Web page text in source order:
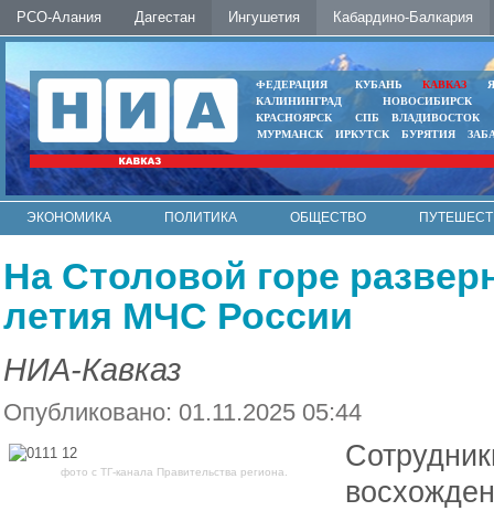
РСО-Алания Дагестан Ингушетия Кабардино-Балкария
ФЕДЕРАЦИЯ КУБАНЬ КАВКАЗ
КАЛИНИНГРАД
НОВОСИБИРСК
КРАСНОЯРСК
СПБ
ВЛАДИВОСТОК
МУРМАНСК
ИРКУТСК БУРЯТИЯ
ЭКОНОМИКА ПОЛИТИКА ОБЩЕСТВО
На Столовой горе
летия МЧС России
НИА-Кавказ
Опубликовано: 01.11.2025 05:44
фото с ТГ-канала Правительства региона.